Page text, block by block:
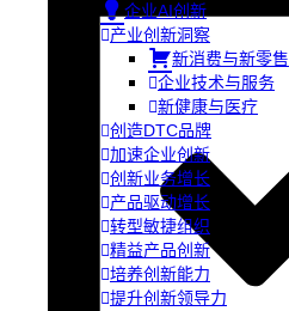
企业AI创新
产业创新洞察
新消费与新零售
企业技术与服务
新健康与医疗
创造DTC品牌
加速企业创新
创新业务增长
产品驱动增长
转型敏捷组织
精益产品创新
培养创新能力
提升创新领导力